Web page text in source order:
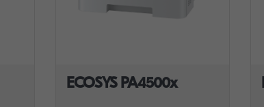
ECOSYS PA4500x